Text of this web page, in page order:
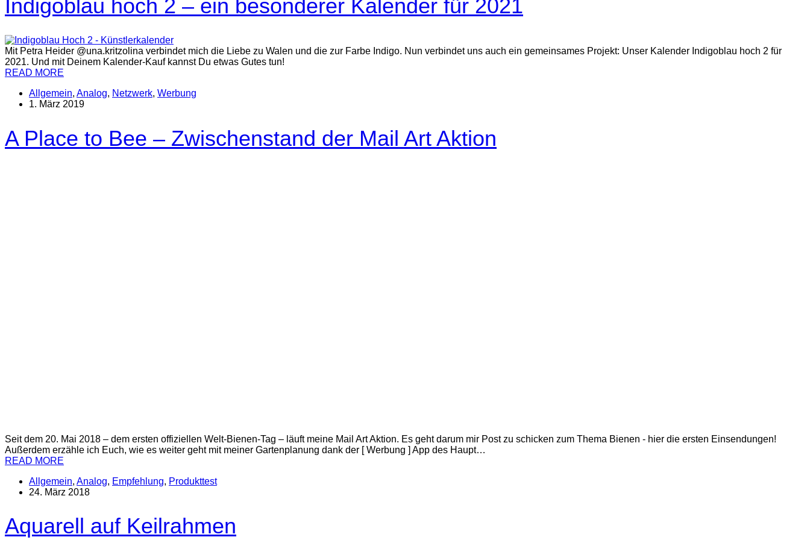
Indigoblau hoch 2 – ein besonderer Kalender für 2021
Mit Petra Heider @una.kritzolina verbindet mich die Liebe zu Walen und die zur Farbe Indigo. Nun verbindet uns auch ein gemeinsames Projekt: Unser Kalender Indigoblau hoch 2 für
2021. Und mit Deinem Kalender-Kauf kannst Du etwas Gutes tun!
READ MORE
Allgemein, Analog, Netzwerk, Werbung
1. März 2019
A Place to Bee – Zwischenstand der Mail Art Aktion
Seit dem 20. Mai 2018 – dem ersten offiziellen Welt-Bienen-Tag – läuft meine Mail Art Aktion. Es geht darum mir Post zu schicken zum Thema Bienen - hier die ersten Einsendungen!
Außerdem erzähle ich Euch, wie es weiter geht mit meiner Gartenplanung dank der [ Werbung ] App des Haupt…
READ MORE
Allgemein, Analog, Empfehlung, Produkttest
24. März 2018
Aquarell auf Keilrahmen